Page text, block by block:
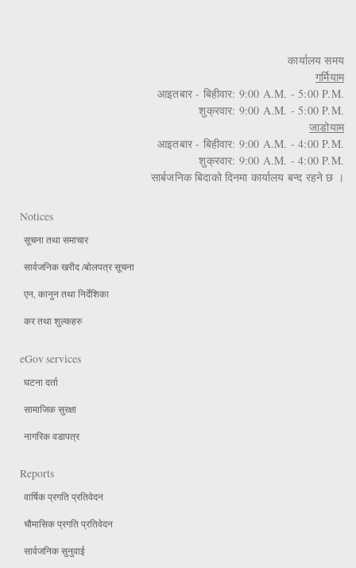
कार्यालय समय
गर्मियाम
आइतबार - बिहीवार: 9:00 A.M. - 5:00 P.M.
शुक्रवार: 9:00 A.M. - 5:00 P.M.
जाडोयाम
आइतबार - बिहीवार: 9:00 A.M. - 4:00 P.M.
शुक्रवार: 9:00 A.M. - 4:00 P.M.
सार्बजनिक बिदाको दिनमा कार्यालय बन्द रहने छ ।
Notices
सूचना तथा समाचार
सार्वजनिक खरीद /बोलपत्र सूचना
एन, कानुन तथा निर्देशिका
कर तथा शुल्कहरु
eGov services
घटना दर्ता
सामाजिक सुरक्षा
नागरिक वडापत्र
Reports
वार्षिक प्रगति प्रतिवेदन
चौमासिक प्रगति प्रतिवेदन
सार्वजनिक सुनुवाई